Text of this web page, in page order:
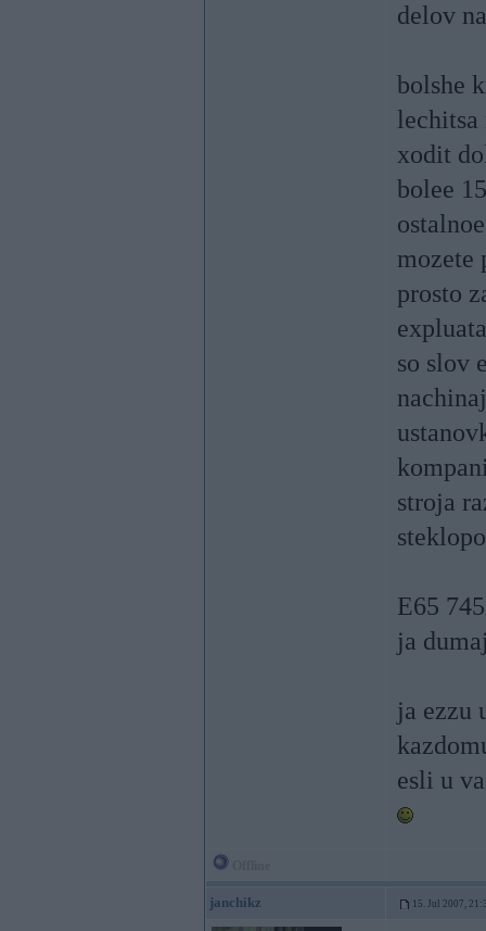
delov
bolshe
lechitsa
xodit
bolee
mozete
prosto
so slov
stroja
E65
ja
ja ezzu
esli u
janchikz 15. Jul 2007,